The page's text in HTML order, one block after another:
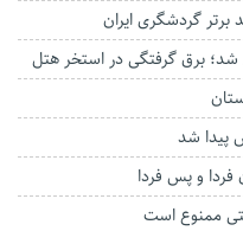
گردشگری ایران
برق گرفتگی در استخر هتل
پیدا شد
فردا و پس فردا
ممنوع است